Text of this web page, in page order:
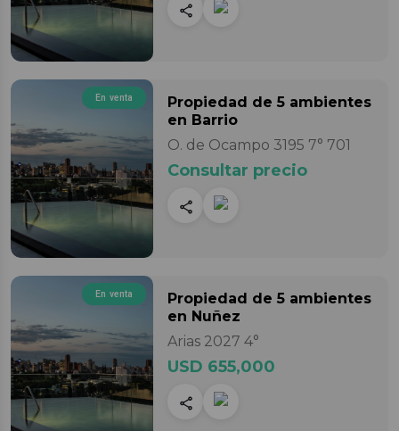
En venta Propiedad de 5 ambientes
en Barrio
O. de Ocampo 3195 7° 701
Consultar precio
En venta Propiedad de 5 ambientes
en Nuñez
Arias 2027 4°
USD 655,000